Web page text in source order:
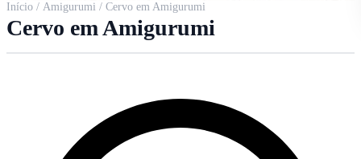
Início / Amigurumi / Cervo em Amigurumi
Cervo em Amigurumi